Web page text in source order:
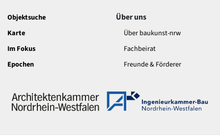
Objektsuche
Karte
Im Fokus
Epochen
Über uns
Über baukunst-nrw
Fachbeirat
Freunde & Förderer